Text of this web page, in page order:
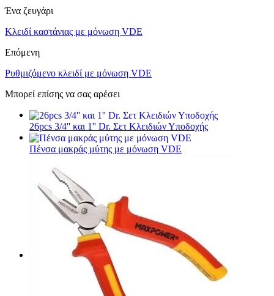
Ένα ζευγάρι
Κλειδί καστάνιας με μόνωση VDE
Επόμενη
Ρυθμιζόμενο κλειδί με μόνωση VDE
Μπορεί επίσης να σας αρέσει
26pcs 3/4'' και 1'' Dr. Σετ Κλειδιών Υποδοχής
Πένσα μακράς μύτης με μόνωση VDE